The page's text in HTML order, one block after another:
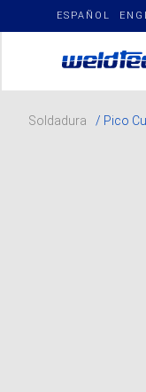
ESPAÑOL
Soldadura
/ Pico